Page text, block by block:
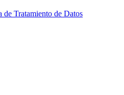
de Tratamiento de Datos